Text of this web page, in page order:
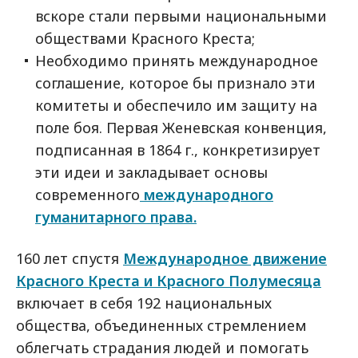
вскоре стали первыми национальными
обществами Красного Креста;
Необходимо принять международное
соглашение, которое бы признало эти
комитеты и обеспечило им защиту на
поле боя. Первая Женевская конвенция,
подписанная в 1864 г., конкретизирует
эти идеи и закладывает основы
современного международного
гуманитарного права.
160 лет спустя Международное движение
Красного Креста и Красного Полумесяца
включает в себя 192 национальных
общества, объединенных стремлением
облегчать страдания людей и помогать